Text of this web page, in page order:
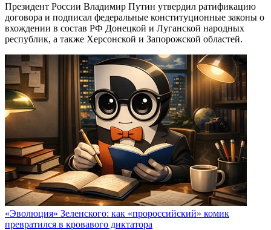
Президент России Владимир Путин утвердил ратификацию
договора и подписал федеральные конституционные законы о
вхождении в состав РФ Донецкой и Луганской народных
республик, а также Херсонской и Запорожской областей.
«Эволюция» Зеленского: как «пророссийский» комик
превратился в кровавого диктатора